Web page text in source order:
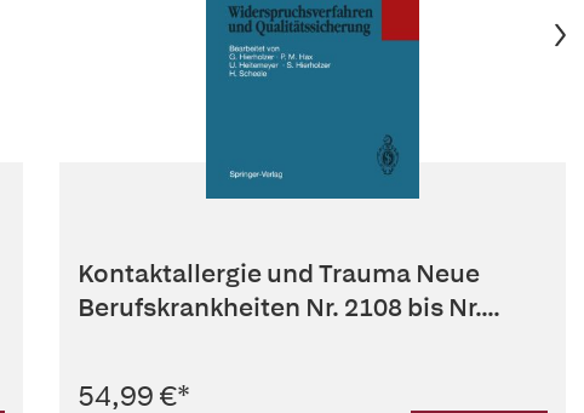
Kontaktallergie und Trauma Neue
Berufskrankheiten Nr. 2108 bis Nr....
54,99 €*